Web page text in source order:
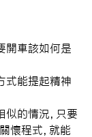
開車該如何是
式能提起精神
的情況，只要
懷程式，就能